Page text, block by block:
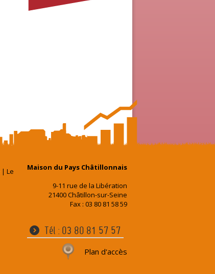
Maison du Pays Châtillonnais
9-11 rue de la Libération
21400 Châtillon-sur-Seine
Fax : 03 80 81 58 59
Tél : 03 80 81 57 57
Plan d'accès
| Le